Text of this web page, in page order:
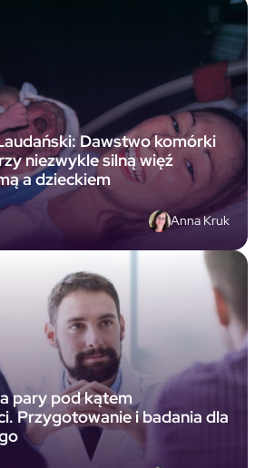
Dawstwo komórki
niezwykle silną więź
a dzieckiem
Anna Kruk
pary pod kątem
Przygotowanie i badania dla